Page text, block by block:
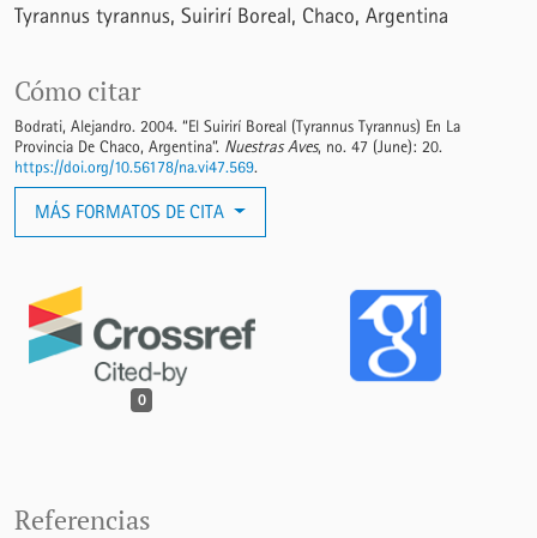
Tyrannus tyrannus Suirirí Boreal Chaco Argentina
Cómo citar
Bodrati, Alejandro. 2004. “El Suirirí Boreal (Tyrannus Tyrannus) En La
Provincia De Chaco, Argentina”. Nuestras Aves, no. 47 (June): 20.
https://doi.org/10.56178/na.vi47.569.
MÁS FORMATOS DE CITA
0
Referencias